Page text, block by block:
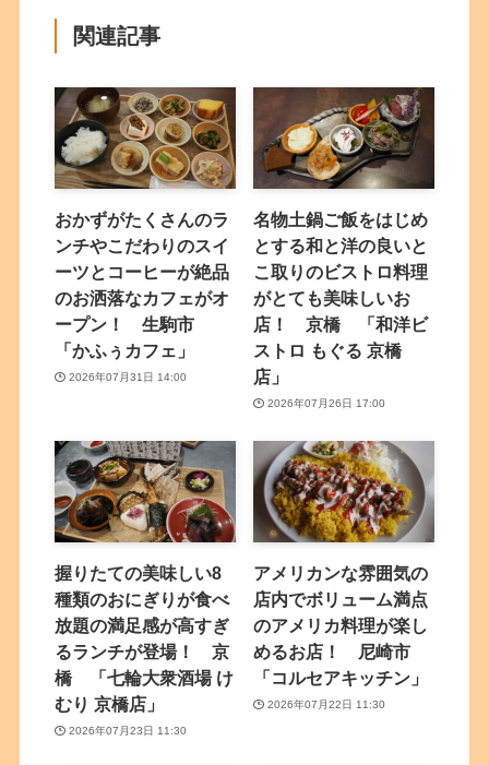
関連記事
おかずがたくさんのラ
ンチやこだわりのスイ
ーツとコーヒーが絶品
のお洒落なカフェがオ
ープン！ 生駒市
「かふぅカフェ」
2026年07月31日 14:00
名物土鍋ご飯をはじめ
とする和と洋の良いと
こ取りのビストロ料理
がとても美味しいお
店！ 京橋 「和洋ビ
ストロ もぐる 京橋
店」
2026年07月26日 17:00
握りたての美味しい8
種類のおにぎりが食べ
放題の満足感が高すぎ
るランチが登場！ 京
橋 「七輪大衆酒場 け
むり 京橋店」
2026年07月23日 11:30
アメリカンな雰囲気の
店内でボリューム満点
のアメリカ料理が楽し
めるお店！ 尼崎市
「コルセアキッチン」
2026年07月22日 11:30